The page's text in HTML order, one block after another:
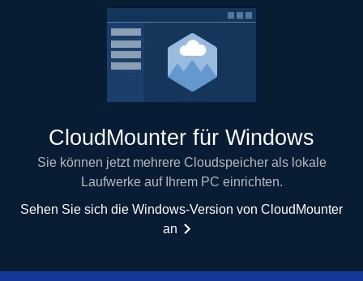
CloudMounter für Windows
Sie können jetzt mehrere Cloudspeicher als lokale
Laufwerke auf Ihrem PC einrichten.
Sehen Sie sich die Windows-Version von CloudMounter
an